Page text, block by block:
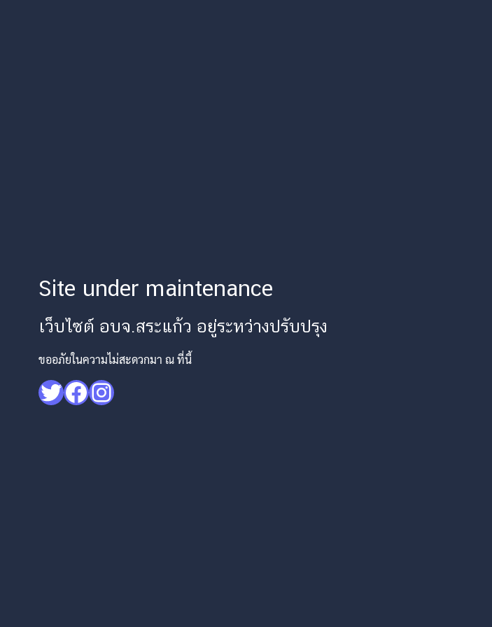
Site under maintenance
เว็บไซต์ อบจ.สระแก้ว อยู่ระหว่างปรับปรุง
ขออภัยในความไม่สะดวกมา ณ ที่นี้
Twitter
Facebook
Instagram